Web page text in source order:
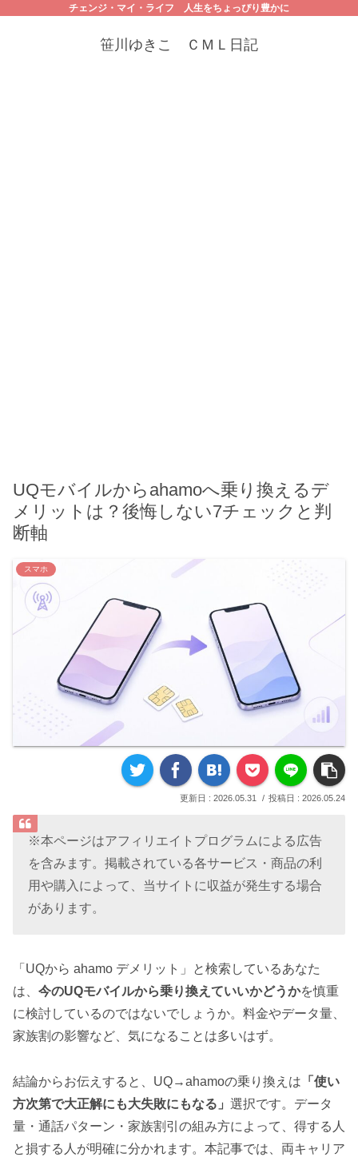
チェンジ・マイ・ライフ 人生をちょっぴり豊かに
笹川ゆきこ ＣＭＬ日記
UQモバイルからahamoへ乗り換えるデ
メリットは？後悔しない7チェックと判
断軸
スマホ
2026.05.31 2026.05.24
※本ページはアフィリエイトプログラムによる広告
を含みます。掲載されている各サービス・商品の利
用や購入によって、当サイトに収益が発生する場合
があります。
「UQから ahamo デメリット」と検索しているあなた
は、 今のUQモバイルから乗り換えていいかどうかを慎重
に検討しているのではないでしょうか。料金やデータ量、
家族割の影響など、気になることは多いはず。
結論からお伝えすると、UQ→ahamoの乗り換えは 「使い
方次第で大正解にも大失敗にもなる」 選択です。データ
量・通話パターン・家族割引の組み方によって、得する人
と損する人が明確に分かれます。本記事では、両キャリア